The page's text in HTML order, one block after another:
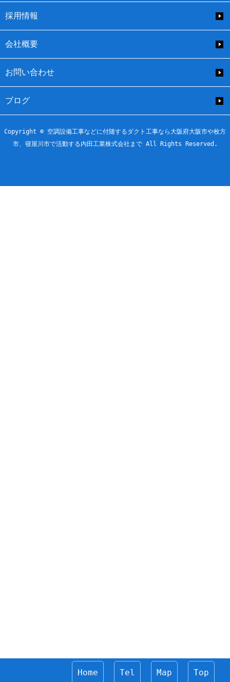
採用情報
会社概要
お問い合わせ
ブログ
Copyright © 空調設備工事などに付随するダクト工事なら大阪府大阪市や枚方
市、寝屋川市で活動する内田工業株式会社まで All Rights Reserved.
Home Tel Map Top